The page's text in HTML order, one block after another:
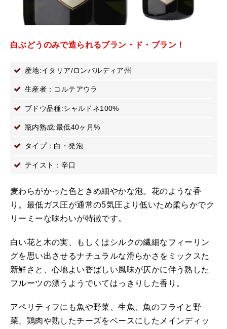
白ぶどうのみで造られるブラン・ド・ブラン！
産地:イタリア/ロンバルディア州
生産者：コルテアウラ
ブドウ品種:シャルドネ100%
瓶内熟成:最低40ヶ月%
タイプ：白・発泡
テイスト：辛口
麦わらがかった色ときめ細やかな泡。花のような香
り。最低ガス圧が通常の5気圧より低いため柔らかでク
リーミーな味わいが特徴です。
白い花と木の実、もしくはシルクの繊細なフィーリン
グを思い出させるナチュラルな滑らかさをミックスた
新鮮さと、心地よい香ばしい風味が仄かに伴う熟した
フルーツの漂うようでいてはっきりした香り。
アペリティフにも魚や野菜、生魚、魚のフライと野
菜、鶏肉や熟したチーズをベースにしたメインディッ